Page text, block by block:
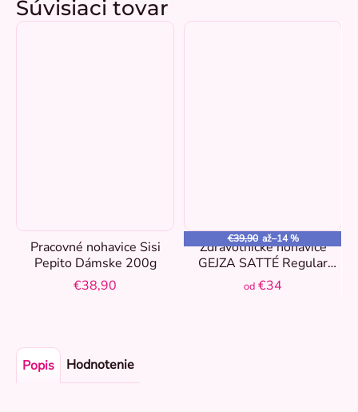
Súvisiaci tovar
Pracovné nohavice Sisi
Pepito Dámske 200g
€38,90
€39,90 až–14 %
Zdravotnícke nohavice
GEJZA SATTÉ Regular
Tmavomodrá
od €34
Popis Hodnotenie